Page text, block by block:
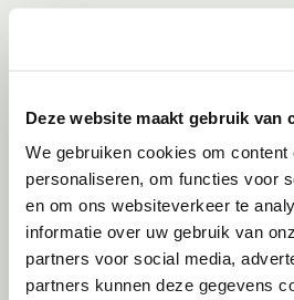
Deze website maakt gebruik van
We gebruiken cookies om content
personaliseren, om functies voor
en om ons websiteverkeer te
informatie over uw gebruik van
partners voor social media,
partners kunnen deze gegevens